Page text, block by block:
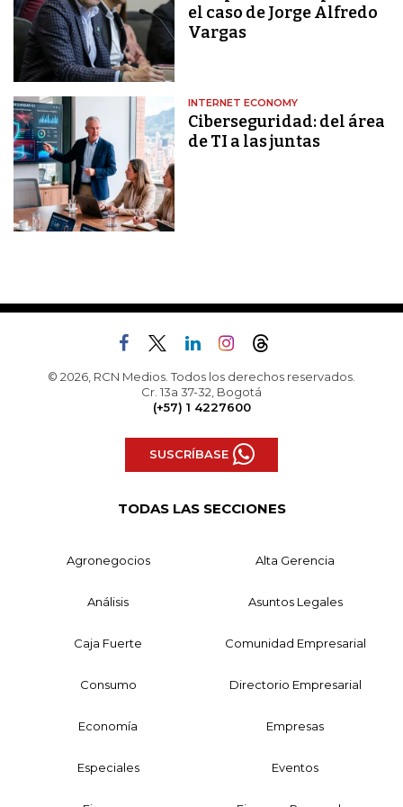
el caso de Jorge Alfredo
Vargas
INTERNET ECONOMY
Ciberseguridad: del área
de TI a las juntas
© 2026, RCN Medios. Todos los derechos reservados.
Cr. 13a 37-32, Bogotá
(+57) 1 4227600
SUSCRÍBASE
TODAS LAS SECCIONES
Agronegocios Alta Gerencia
Análisis Asuntos Legales
Caja Fuerte Comunidad Empresarial
Consumo Directorio Empresarial
Economía Empresas
Especiales Eventos